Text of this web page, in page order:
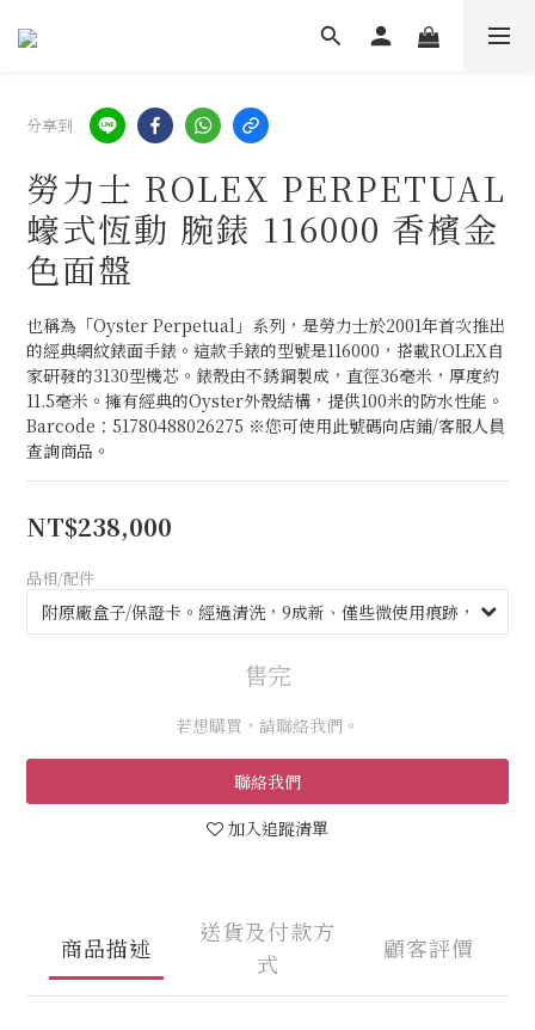
分享到
勞力士 ROLEX PERPETUAL
蠔式恆動 腕錶 116000 香檳金
色面盤
也稱為「Oyster Perpetual」系列，是勞力士於2001年首次推出
的經典網紋錶面手錶。這款手錶的型號是116000，搭載ROLEX自
家研發的3130型機芯。錶殼由不銹鋼製成，直徑36毫米，厚度約
11.5毫米。擁有經典的Oyster外殼結構，提供100米的防水性能。
Barcode：51780488026275 ※您可使用此號碼向店鋪/客服人員
查詢商品。
NT$238,000
品相/配件
售完
若想購買，請聯絡我們。
聯絡我們
加入追蹤清單
商品描述
送貨及付款方
式
顧客評價